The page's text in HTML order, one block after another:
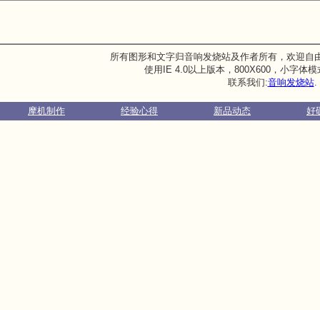
所有图形和文字归音响发烧站及作者所有，欢迎自
使用IE 4.0以上版本，800X600，小字体
联系我们:音响发烧站.
摩机制作 经验心得 新品动态 好